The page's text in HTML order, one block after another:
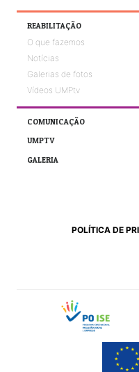
REABILITAÇÃO
O que fazemos
Notícias
Galerias de fotos
Vídeos UMPtv
COMUNICAÇÃO
UMPTV
GALERIA
POLÍTICA DE